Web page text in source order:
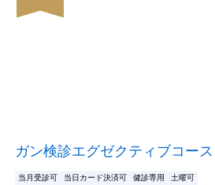
ガン検診エグゼクティブコース
当月受診可 当日カード決済可 健診専用 土曜可